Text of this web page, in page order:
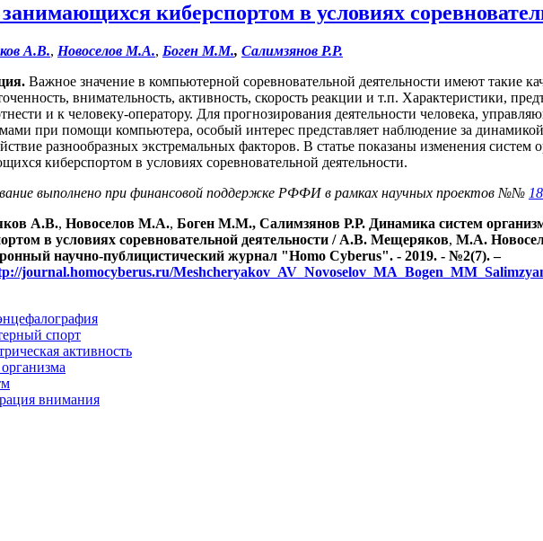
киберспортом в условиях
А.В., Новоселов М.А., Боген М.М., Салимзянов Р.Р.
Важное значение в компьютерной соревновательной деятельности имеют такие
внимательность, активность, скорость реакции и т.п. Характеристики,
и к человеку-оператору. Для прогнозирования деятельности человека,
при помощи компьютера, особый интерес представляет наблюдение за
разнообразных экстремальных факторов. В статье показаны изменения систем
киберспортом в условиях соревновательной деятельности.
выполнено при финансовой поддержке РФФИ в рамках научных проектов №№
А.В., Новоселов М.А., Боген М.М., Салимзянов Р.Р. Динамика систем
в условиях соревновательной деятельности / А.В. Мещеряков, М.А.
научно-публицистический журнал "Homo Cyberus". - 2019. - №2(7). –
journal.homocyberus.ru/
спорт
активность
внимания